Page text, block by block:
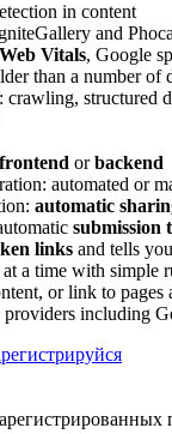
in content
and
Vitals, Google
than a number
structured
frontend orbackend
automated or
automatic
submission
links and tells
at a time with simple
or link to pages
providers including